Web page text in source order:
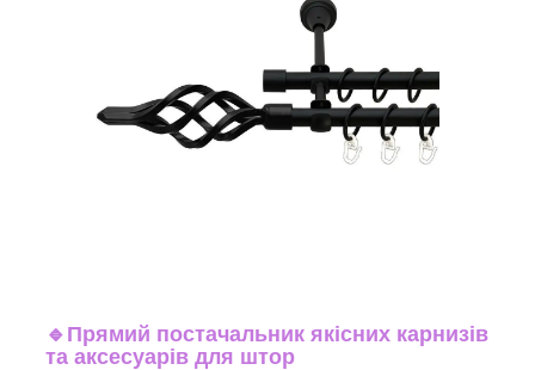
🔹 Прямий постачальник якісних карнизів
та аксесуарів для штор